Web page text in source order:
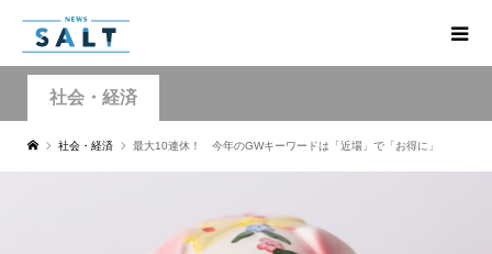
社会・経済
社会・経済 最大10連休！ 今年のGWキーワードは「近場」で「お得に」